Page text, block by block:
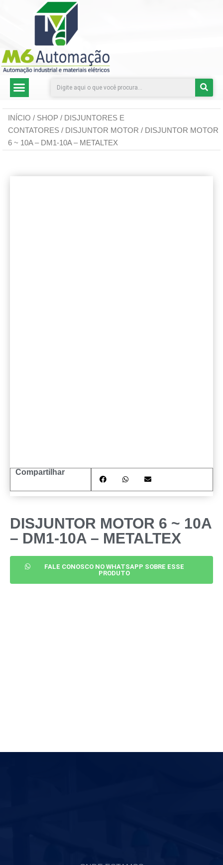
INÍCIO / SHOP / DISJUNTORES E
CONTATORES / DISJUNTOR MOTOR / DISJUNTOR MOTOR
6 ~ 10A – DM1-10A – METALTEX
DISJUNTOR MOTOR 6 ~ 10A
– DM1-10A – METALTEX
FALE CONOSCO NO WHATSAPP SOBRE ESSE
PRODUTO
Compartilhar